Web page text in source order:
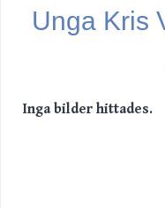
Unga Kris
Inga bilder hittades.